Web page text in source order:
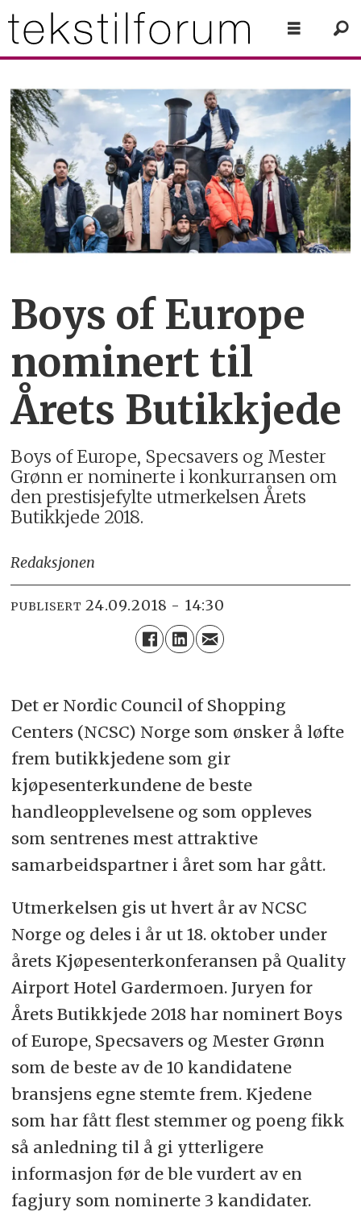
Boys of Europe
nominert til
Årets Butikkjede
Boys of Europe, Specsavers og Mester
Grønn er nominerte i konkurransen om
den prestisjefylte utmerkelsen Årets
Butikkjede 2018.
Redaksjonen
PUBLISERT 24.09.2018 - 14:30
Det er Nordic Council of Shopping
Centers (NCSC) Norge som ønsker å løfte
frem butikkjedene som gir
kjøpesenterkundene de beste
handleopplevelsene og som oppleves
som sentrenes mest attraktive
samarbeidspartner i året som har gått.
Utmerkelsen gis ut hvert år av NCSC
Norge og deles i år ut 18. oktober under
årets Kjøpesenterkonferansen på Quality
Airport Hotel Gardermoen. Juryen for
Årets Butikkjede 2018 har nominert Boys
of Europe, Specsavers og Mester Grønn
som de beste av de 10 kandidatene
bransjens egne stemte frem. Kjedene
som har fått flest stemmer og poeng fikk
så anledning til å gi ytterligere
informasjon før de ble vurdert av en
fagjury som nominerte 3 kandidater.